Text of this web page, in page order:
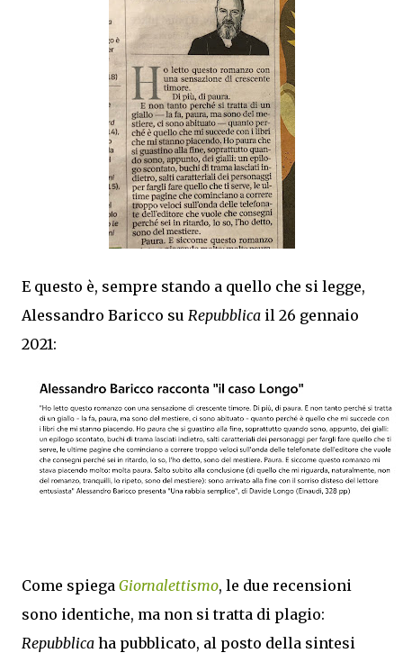
E questo è, sempre stando a quello che si legge,
Alessandro Baricco su Repubblica il 26 gennaio
2021:
Come spiega Giornalettismo, le due recensioni
sono identiche, ma non si tratta di plagio:
Repubblica ha pubblicato, al posto della sintesi